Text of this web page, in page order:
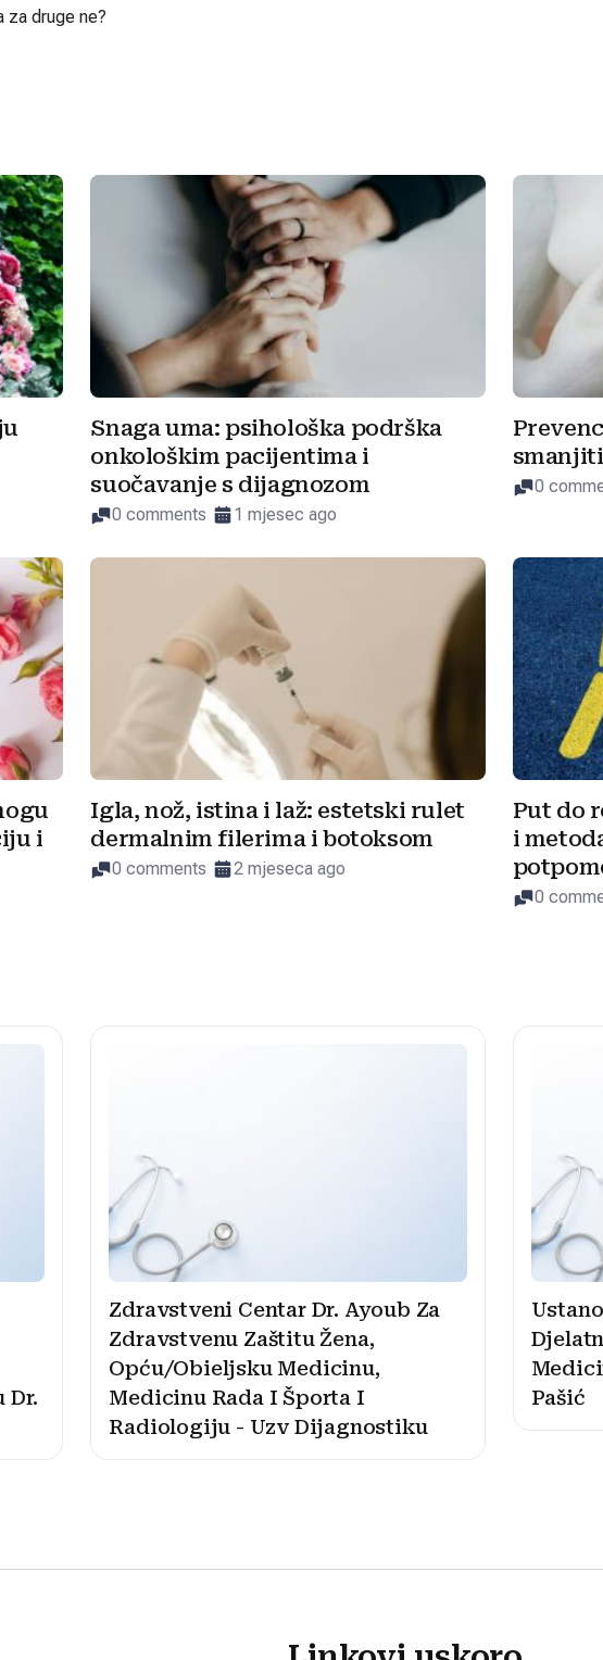
za druge ne?
Snaga uma: psihološka podrška
onkološkim pacijentima i
suočavanje s dijagnozom
0 comments 1 mjesec ago
0
i
Igla, nož, istina i laž: estetski rulet
dermalnim filerima i botoksom
0 comments 2 mjeseca ago
Put do
i
0
Dr.
Zdravstveni Centar Dr. Ayoub Za
Zdravstvenu Zaštitu Žena,
Opću/Obieljsku Medicinu,
Medicinu Rada I Športa I
Radiologiju - Uzv Dijagnostiku
Pašić